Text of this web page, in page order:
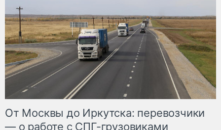
От Москвы до Иркутска: перевозчики
— о работе с СПГ-грузовиками